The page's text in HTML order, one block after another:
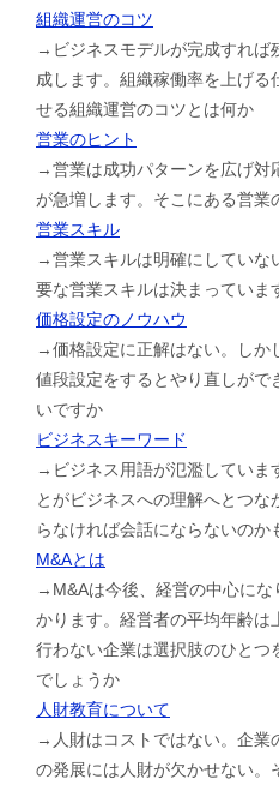
組織運営のコツ
→ビジネスモデルが完成すれば
成します。組織稼働率を上げる
せる組織運営のコツとは何か
営業のヒント
→営業は成功パターンを広げ対
が急増します。そこにある営業
営業スキル
→営業スキルは明確にしていな
要な営業スキルは決まっていま
価格設定のノウハウ
→価格設定に正解はない。しか
値段設定をするとやり直しがで
いですか
ビジネスキーワード
→ビジネス用語が氾濫していま
とがビジネスへの理解へとつ
らなければ会話にならないのか
M&Aとは
→M&Aは今後、経営の中心にな
かります。経営者の平均年齢は
行わない企業は選択肢のひとつ
でしょうか
人財教育について
→人財はコストではない。企業
の発展には人財が欠かせない。